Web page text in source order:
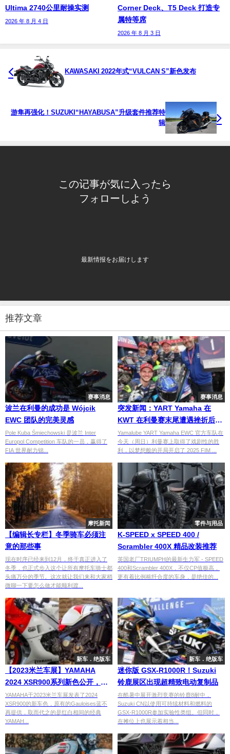
Ultima 2740公里耐操实测
2026 年 8 月 4 日
Corner Deck、T5 Deck 打造专
属特等席
2026 年 8 月 3 日
KAWASAKI 2022年式“VULCAN S”新色发布
游隼再强化！SUZUKI“HAYABUSA”升级套件推荐特
辑
この记事が気に入ったら
フォローしよう
最新情报をお届けします
推荐文章
赛事消息
波兰在利曼的成功是 Wójcik
EWC 团队的完美灵感
Pole Kuba Śmiechowski 是波兰 Inter
Europol Competition 车队的一员，赢得了
FIA 世界耐力锦...
赛事消息
突发新闻：YART Yamaha 在
KWT 在利曼赛末尾遭遇挫折后赢
得 EWC 开幕赛
Yamalube YART Yamaha EWC 官方车队在
今天（周日）利曼赛上取得了戏剧性的胜
利，以梦想般的开局开启了 2025 FIM ...
摩托新闻
【编辑长专栏】冬季骑车必须注
意的那些事
现在时序已经来到12月，终于真正进入了
冬季，也正式步入这个让所有摩托车骑士都
头痛万分的季节。这次就让我们来和大家稍
微聊一下要怎么做才能顺利渡...
零件与用品
K-SPEED x SPEED 400 /
Scrambler 400X 精品改装推荐
英国老厂TRIUMPH的最新生力军 - SPEED
400和Scrambler 400X，不仅CP值极高，
更有着比例秾纤合度的车身，是绝佳的...
新车．绝版车
【2023米兰车展】YAMAHA
2024 XSR900系列新色公开，复
刻赛车传统潮流
YAMAHA于2023米兰车展发表了2024
XSR900的新车色，原有的Gauloises蓝不
再提供，取而代之的是红白相间的经典
YAMAH...
新车．绝版车
迷你版 GSX-R1000R！Suzuki
铃鹿展区出现超精致电动复制品
在酷暑中展开激烈竞赛的铃鹿8耐中，
Suzuki CN以使用可持续材料和燃料的
GSX-R1000R参加实验性类组。但同时，
在摊位上也展示着相当...